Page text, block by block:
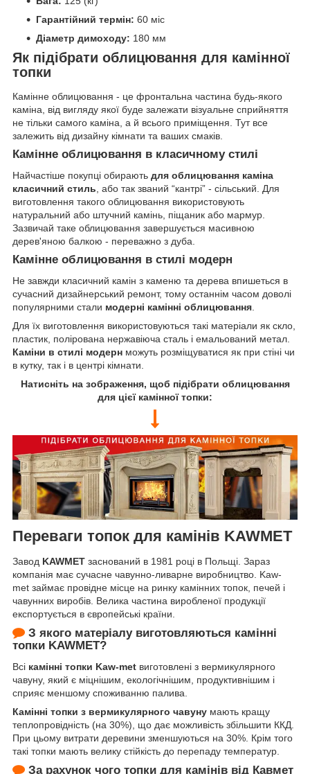
Гарантійний термін: 60 міс
Діаметр димоходу: 180 мм
Як підібрати облицювання для камінної
топки
Камінне облицювання - це фронтальна частина будь-якого
каміна, від вигляду якої буде залежати візуальне сприйняття
не тільки самого каміна, а й всього приміщення. Тут все
залежить від дизайну кімнати та ваших смаків.
Камінне облицювання в класичному стилі
Найчастіше покупці обирають для облицювання каміна
класичний стиль , або так званий “кантрі” - сільський. Для
виготовлення такого облицювання використовують
натуральний або штучний камінь, піщаник або мармур.
Зазвичай таке облицювання завершується масивною
дерев'яною балкою - переважно з дуба.
Камінне облицювання в стилі модерн
Не завжди класичний камін з каменю та дерева впишеться в
сучасний дизайнерський ремонт, тому останнім часом доволі
популярними стали модерні камінні облицювання
Для їх виготовлення використовуються такі матеріали як скло,
пластик, полірована нержавіюча сталь і емальований метал.
Каміни в стилі модерн можуть розміщуватися як при стіні чи
в кутку, так і в центрі кімнати.
Натисніть на зображення, щоб підібрати облицювання
для цієї камінної топки:
Переваги топок для камінів KAWMET
Завод KAWMET заснований в 1981 році в Польщі. Зараз
компанія має сучасне чавунно-ливарне виробництво. Kaw-
met займає провідне місце на ринку камінних топок, печей і
чавунних виробів. Велика частина виробленої продукції
експортується в європейські країни.
З якого матеріалу виготовляються камінні
топки KAWMET?
Всі камінні топки Kaw-met виготовлені з вермикулярного
чавуну, який є міцнішим, екологічнішим, продуктивнішим і
сприяє меншому споживанню палива.
Камінні топки з вермикулярного чавуну мають кращу
теплопровідність (на 30%), що дає можливість збільшити ККД.
При цьому витрати деревини зменшуються на 30%. Крім того
такі топки мають велику стійкість до перепаду температур.
За рахунок чого топки для камінів від Кавмет